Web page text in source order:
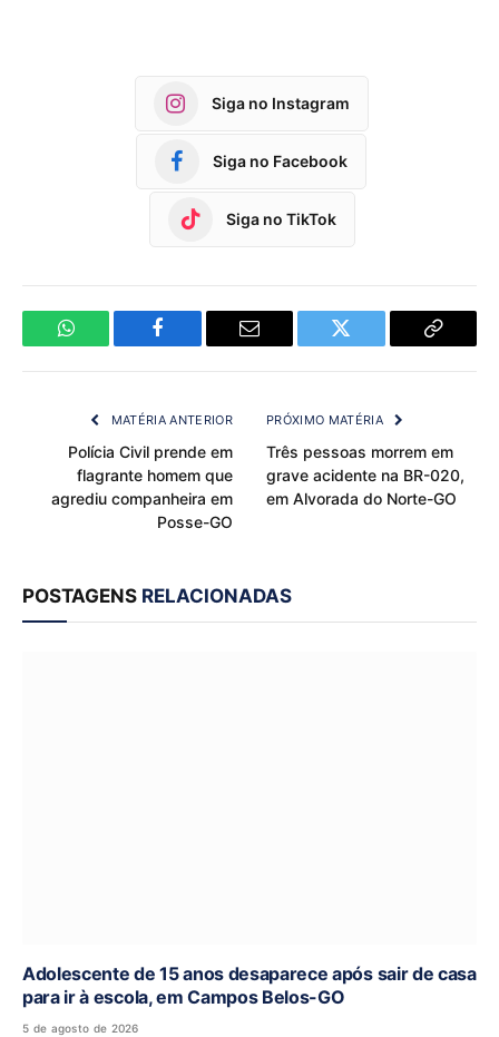
Siga no Instagram
Siga no Facebook
Siga no TikTok
WhatsApp Facebook Email Twitter
Copy
MATÉRIA ANTERIOR
Polícia Civil prende em
flagrante homem que
agrediu companheira em
Posse-GO
PRÓXIMO MATÉRIA
Três pessoas morrem em
grave acidente na BR-020,
em Alvorada do Norte-GO
POSTAGENS RELACIONADAS
Adolescente de 15 anos desaparece após sair de casa
para ir à escola, em Campos Belos-GO
5 de agosto de 2026